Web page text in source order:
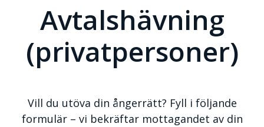
Avtalshävning
(privatpersoner)
Vill du utöva din ångerrätt? Fyll i följande
formulär – vi bekräftar mottagandet av din